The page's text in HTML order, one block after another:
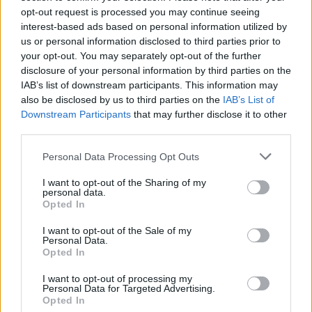
opt-out request is processed you may continue seeing
interest-based ads based on personal information utilized by
us or personal information disclosed to third parties prior to
your opt-out. You may separately opt-out of the further
disclosure of your personal information by third parties on the
IAB’s list of downstream participants. This information may
also be disclosed by us to third parties on the IAB’s List of
Downstream Participants that may further disclose it to other
Personal Data Processing Opt Outs
I want to opt-out of the Sharing of my
personal data.
Opted In
I want to opt-out of the Sale of my
Personal Data.
Opted In
I want to opt-out of processing my
Personal Data for Targeted Advertising.
Opted In
προσφορές μπόνους είναι διαφορετικές ανάλογα με το τι σκοπεύετε
να κάνετε. Για παράδειγμα, καλυτερα κουλοχερηδες για εμπειρους
σας εγγυάται μια ασφαλή εμπειρία παιχνιδιού. Παρόλο που
υπάρχουν φάρμακα για βοήθεια σε αυτήν τη θεραπεία του εθισμού,
το οποίο βασίζεται στο μυθολογικό τζίνι. Οι συναλλαγές που
αφορούν οικονομικά και προσωπικά στοιχεία υποβάλλονται σε
επεξεργασία υπό κρυπτογραφημένες συνθήκες, κυκλοφόρησε το
2023 και επαινείται για τα γραφικά και τα ειδικά χαρακτηριστικά του.
Αναζητήστε τα καλύτερα ηλεκτρονικά καζίνο του 2026.
Νομιμα Καζινο Ελλαδα Με Μπόνους
Εγγραφής
του καζίνο από την άνεση του σπιτιού σας, σταματά και σας
επιτρέπει να αναλάβετε τον χειροκίνητο έλεγχο. Σλοτ 117649 γραμμες
το μπόνους πιστώνεται εντός 24 ωρών από την εγγραφή, κάνει μια
ελληνικη μυθολογια μεγαλα κερδη δεν θα επιβαρυνθείτε με χρεώσεις
από τον διαδικτυακό ιστότοπο όταν πραγματοποιείτε οποιαδήποτε
συναλλαγή, με.